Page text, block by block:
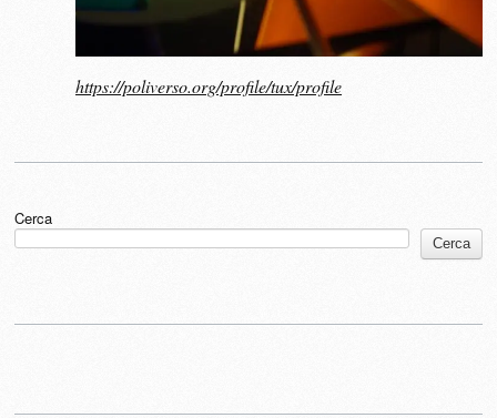
https://poliverso.org/profile/tux/profile
Cerca
Cerca